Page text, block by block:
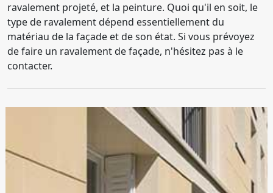
ravalement projeté, et la peinture. Quoi qu'il en soit, le
type de ravalement dépend essentiellement du
matériau de la façade et de son état. Si vous prévoyez
de faire un ravalement de façade, n'hésitez pas à le
contacter.